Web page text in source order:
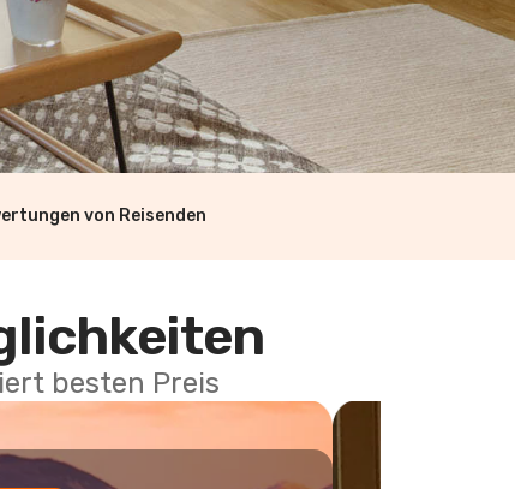
von Reisenden
besten Preis